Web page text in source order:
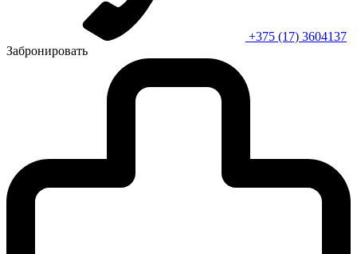
+375 (17) 3604137
Забронировать